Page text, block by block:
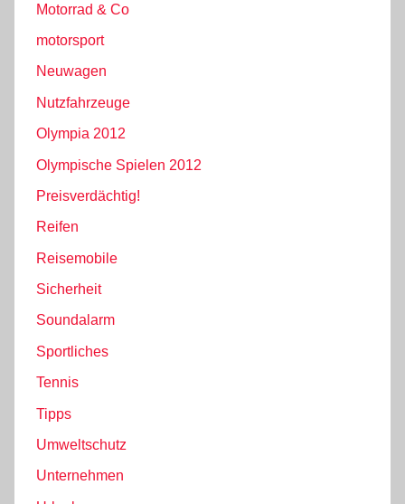
Motorrad & Co
motorsport
Neuwagen
Nutzfahrzeuge
Olympia 2012
Olympische Spielen 2012
Preisverdächtig!
Reifen
Reisemobile
Sicherheit
Soundalarm
Sportliches
Tennis
Tipps
Umweltschutz
Unternehmen